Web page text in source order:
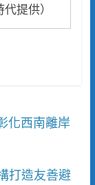
提供）
化西南離岸
打造友善避